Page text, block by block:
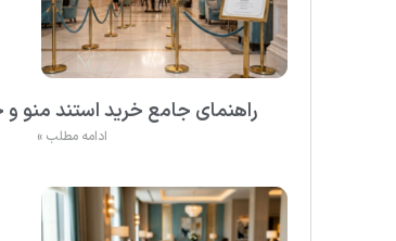
راهنمای جامع خرید استند
ادامه مطلب »